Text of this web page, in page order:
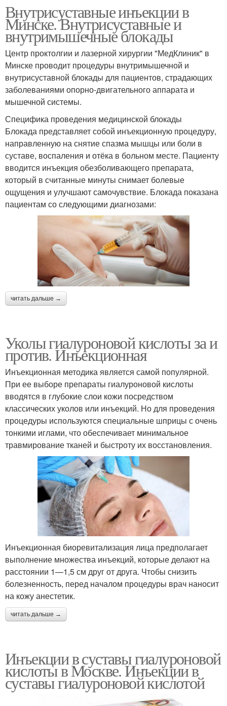
Внутрисуставные инъекции в
Минске. Внутрисуставные и
внутримышечные блокады
Центр проктолгии и лазерной хирургии "МедКлиник" в
Минске проводит процедуры внутримышечной и
внутрисуставной блокады для пациентов, страдающих
заболеваниями опорно-двигательного аппарата и
мышечной системы.
Специфика проведения медицинской блокады
Блокада представляет собой инъекционную процедуру,
направленную на снятие спазма мышцы или боли в
суставе, воспаления и отёка в больном месте. Пациенту
вводится инъекция обезболивающего препарата,
который в считанные минуты снимает болевые
ощущения и улучшают самочувствие. Блокада показана
пациентам со следующими диагнозами:
читать дальше →
Уколы гиалуроновой кислоты за и
против. Инъекционная
Инъекционная методика является самой популярной.
При ее выборе препараты гиалуроновой кислоты
вводятся в глубокие слои кожи посредством
классических уколов или инъекций. Но для проведения
процедуры используются специальные шприцы с очень
тонкими иглами, что обеспечивает минимальное
травмирование тканей и быстроту их восстановления.
Инъекционная биоревитализация лица предполагает
выполнение множества инъекций, которые делают на
расстоянии 1—1,5 см друг от друга. Чтобы снизить
болезненность, перед началом процедуры врач наносит
на кожу анестетик.
читать дальше →
Инъекции в суставы гиалуроновой
кислоты в Москве. Инъекции в
суставы гиалуроновой кислотой